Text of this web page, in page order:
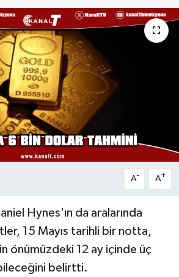
A- A+
Hynes'ın da aralarında
15 Mayıs tarihli bir notta,
önümüzdeki 12 ay içinde üç
belirtti.